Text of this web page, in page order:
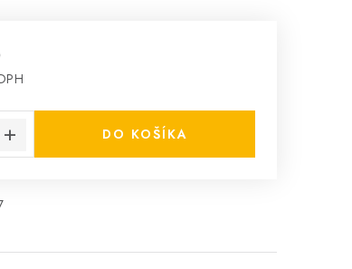
DO KOŠÍKA